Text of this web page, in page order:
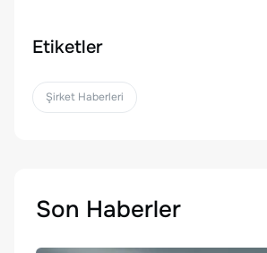
Etiketler
Şirket Haberleri
Son Haberler